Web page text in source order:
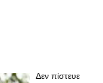
Δεν πίστευε